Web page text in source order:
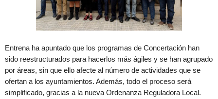
Entrena ha apuntado que los programas de Concertación han
sido reestructurados para hacerlos más ágiles y se han agrupado
por áreas, sin que ello afecte al número de actividades que se
ofertan a los ayuntamientos. Además, todo el proceso será
simplificado, gracias a la nueva Ordenanza Reguladora Local.